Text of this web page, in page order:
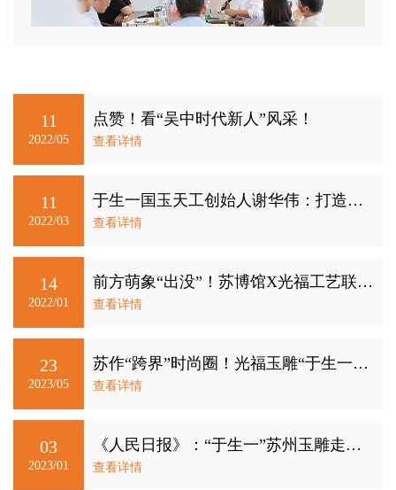
11
2022/05
点赞！看“吴中时代新人”风采！
查看详情
11
2022/03
于生一国玉天工创始人谢华伟：打造苏式文化新IP 让光福玉雕焕发时代光彩
查看详情
14
2022/01
前方萌象“出没”！苏博馆X光福工艺联动出品！
查看详情
23
2023/05
苏作“跨界”时尚圈！光福玉雕“于生一”获评“珠宝界奥斯卡”
查看详情
03
2023/01
《人民日报》：“于生一”苏州玉雕走进联合国大会
查看详情